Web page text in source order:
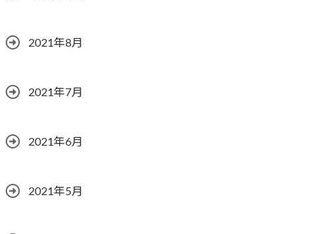
2021年8月
2021年7月
2021年6月
2021年5月